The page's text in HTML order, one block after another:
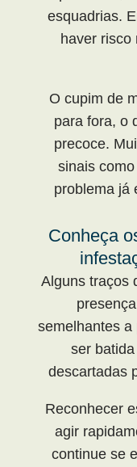
esquadrias.
haver risco
O cupim de
para fora, o
precoce.
sinais
problema já
Conheça
Alguns traços
semelhantes a
ser
descartadas
Reconhecer
agir
continue se